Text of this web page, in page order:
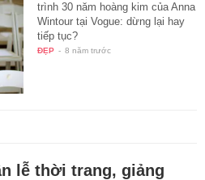
trình 30 năm hoàng kim của Anna
Wintour tại Vogue: dừng lại hay
tiếp tục?
ĐẸP - 8 năm trước
lễ thời trang, giảng